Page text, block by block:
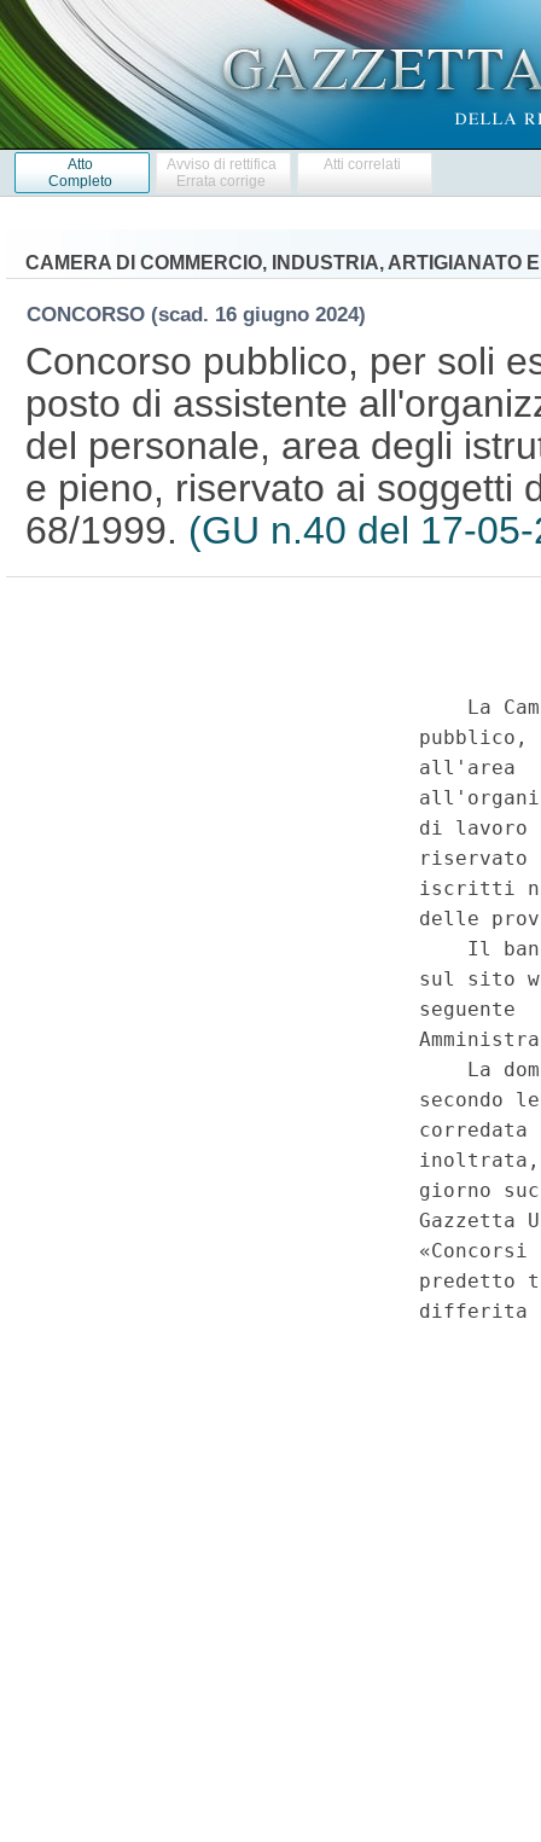
Atto
Completo
Avviso di rettifica
Errata corrige
Atti correlati
CAMERA DI COMMERCIO, INDUSTRIA, ARTIGIANATO
CONCORSO (scad. 16 giugno 2024)
Concorso pubblico, per soli
posto di assistente
del personale, area degli
e pieno, riservato ai soggetti
68/1999. (GU n.40 del 17-